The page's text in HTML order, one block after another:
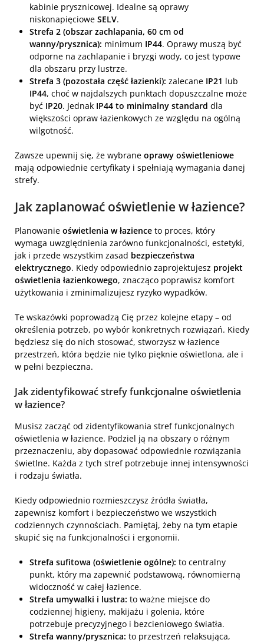
kabinie prysznicowej. Idealne są oprawy
niskonapięciowe SELV.
Strefa 2 (obszar zachlapania, 60 cm od
wanny/prysznica): minimum IP44. Oprawy muszą być
odporne na zachlapanie i bryzgi wody, co jest typowe
dla obszaru przy lustrze.
Strefa 3 (pozostała część łazienki): zalecane IP21 lub
IP44, choć w najdalszych punktach dopuszczalne może
być IP20. Jednak IP44 to minimalny standard dla
większości opraw łazienkowych ze względu na ogólną
wilgotność.
Zawsze upewnij się, że wybrane oprawy oświetleniowe
mają odpowiednie certyfikaty i spełniają wymagania danej
strefy.
Jak zaplanować oświetlenie w łazience?
Planowanie oświetlenia w łazience to proces, który
wymaga uwzględnienia zarówno funkcjonalności, estetyki,
jak i przede wszystkim zasad bezpieczeństwa
elektrycznego. Kiedy odpowiednio zaprojektujesz projekt
oświetlenia łazienkowego, znacząco poprawisz komfort
użytkowania i zminimalizujesz ryzyko wypadków.
Te wskazówki poprowadzą Cię przez kolejne etapy – od
określenia potrzeb, po wybór konkretnych rozwiązań. Kiedy
będziesz się do nich stosować, stworzysz w łazience
przestrzeń, która będzie nie tylko pięknie oświetlona, ale i
w pełni bezpieczna.
Jak zidentyfikować strefy funkcjonalne oświetlenia
w łazience?
Musisz zacząć od zidentyfikowania stref funkcjonalnych
oświetlenia w łazience. Podziel ją na obszary o różnym
przeznaczeniu, aby dopasować odpowiednie rozwiązania
świetlne. Każda z tych stref potrzebuje innej intensywności
i rodzaju światła.
Kiedy odpowiednio rozmieszczysz źródła światła,
zapewnisz komfort i bezpieczeństwo we wszystkich
codziennych czynnościach. Pamiętaj, żeby na tym etapie
skupić się na funkcjonalności i ergonomii.
Strefa sufitowa (oświetlenie ogólne): to centralny
punkt, który ma zapewnić podstawową, równomierną
widoczność w całej łazience.
Strefa umywalki i lustra: to ważne miejsce do
codziennej higieny, makijażu i golenia, które
potrzebuje precyzyjnego i bezcieniowego światła.
Strefa wanny/prysznica: to przestrzeń relaksująca,